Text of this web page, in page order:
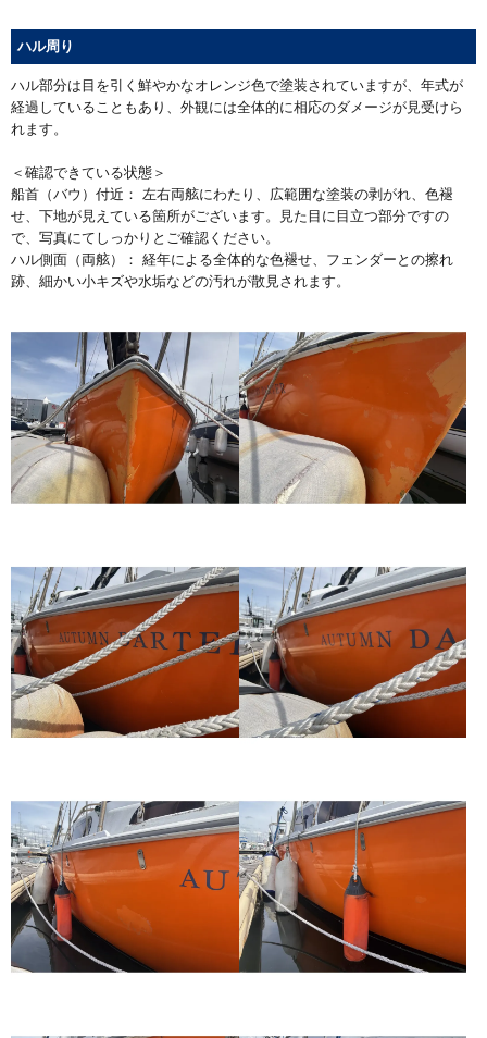
ハル周り
ハル部分は目を引く鮮やかなオレンジ色で塗装されていますが、年式が
経過していることもあり、外観には全体的に相応のダメージが見受けら
れます。
＜確認できている状態＞
船首（バウ）付近： 左右両舷にわたり、広範囲な塗装の剥がれ、色褪
せ、下地が見えている箇所がございます。見た目に目立つ部分ですの
で、写真にてしっかりとご確認ください。
ハル側面（両舷）： 経年による全体的な色褪せ、フェンダーとの擦れ
跡、細かい小キズや水垢などの汚れが散見されます。